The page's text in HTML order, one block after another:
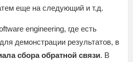
еще на следующий и т.д.
engineering, где есть
демонстрации результатов, в
сбора обратной связи. В